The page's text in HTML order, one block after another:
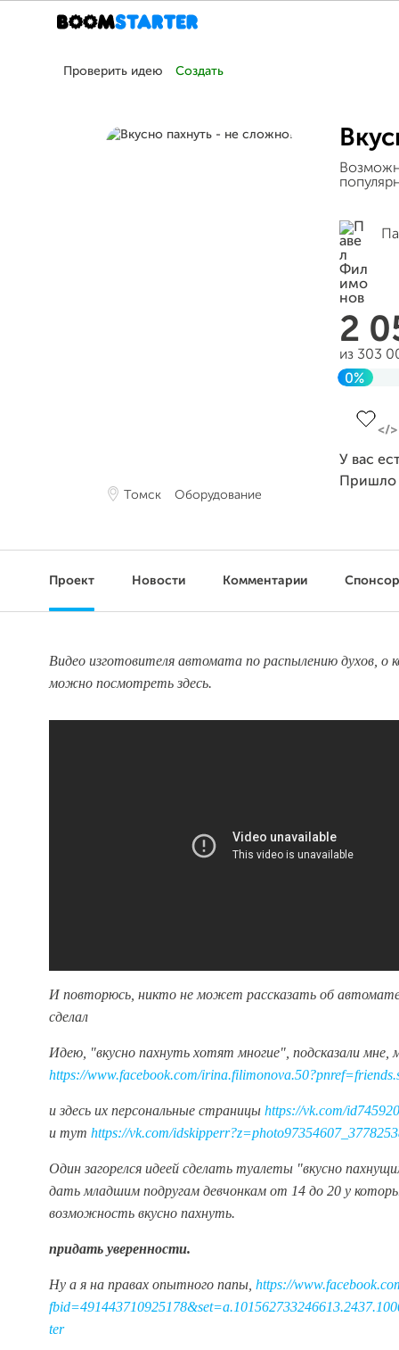
Проверить идею Создать
Томск Оборудование
2
из 303
0%
У вас
Проект Новости Комментарии
Видео изготовителя автомата по распылению духов, о
можно посмотреть здесь.
И повторюсь, никто не может рассказать об
сделал
Идею, "вкусно пахнуть хотят многие", подсказали
https://www.facebook.com/
и здесь их персональные страницы https://vk.com/
и тут https://vk.com/
Один загорелся идеей сделать туалеты "вкусно
дать младшим подругам девчонкам от 14 до 20 у
возможность вкусно пахнуть.
придать уверенности.
Ну а я на правах опытного папы, https://
ter